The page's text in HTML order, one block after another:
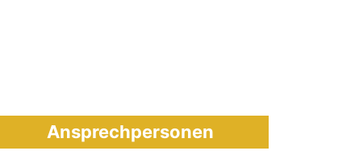
Ansprechpersonen